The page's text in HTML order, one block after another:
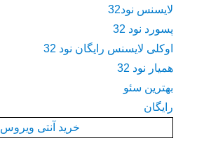
لایسنس نود32
پسورد نود 32
اوکلی لایسنس رایگان نود 32
همیار نود 32
بهترین سئو
رایگان
خرید آنتی ویروس